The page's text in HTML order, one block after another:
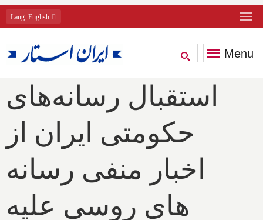
Lang: English
Menu
استقبال رسانه‌های
حکومتی ایران از
اخبار منفی رسانه
های روسی علیه